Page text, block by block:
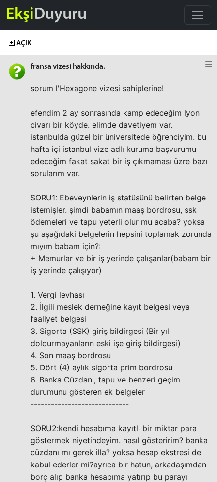
EkşiDuyuru
AÇIK
fransa vizesi hakkında.
sorum l'Hexagone vizesi sahiplerine!
efendim 2 ay sonrasında kamp edeceğim lyon
civarı bir köyde. elimde davetiyem var.
istanbulda güzel bir üniversitede öğrenciyim. bu
hafta içi istanbul vize adlı kuruma başvurumu
edeceğim fakat sakat bir iş çıkmaması üzre bazı
sorularım var.
SORU1: Ebeveynlerin iş statüsünü belirten belge
istemişler. şimdi babamın maaş bordrosu, ssk
ödemeleri ve tapu yeterli olur mu acaba? yoksa
şu aşağıdaki belgelerin hepsini toplamak zorunda
mıyım babam için?:
+ Memurlar ve bir iş yerinde çalışanlar(babam bir
iş yerinde çalışıyor)
1. Vergi levhası
2. İlgili meslek derneğine kayıt belgesi veya
faaliyet belgesi
3. Sigorta (SSK) giriş bildirgesi (Bir yılı
doldurmayanların eski işe giriş bildirgesi)
4. Son maaş bordrosu
5. Dört (4) aylık sigorta prim bordrosu
6. Banka Cüzdanı, tapu ve benzeri geçim
durumunu gösteren ek belgeler
-----------------------------
SORU2:kendi hesabıma kayıtlı bir miktar para
göstermek niyetindeyim. nasıl gösteririm? banka
cüzdanı mı gerek illa? yoksa hesap ekstresi de
kabul ederler mi?ayrıca bir hatun, arkadaşımdan
borç alıp banka hesabıma yatırıp bu parayı